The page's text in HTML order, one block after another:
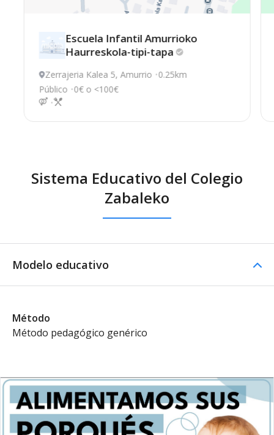
Escuela Infantil Amurrioko
Haurreskola-tipi-tapa
Zerrajeria Kalea 5, Amurrio 0.25km
Público 0€ o <100€
Sistema Educativo del Colegio
Zabaleko
Modelo educativo
Método
Método pedagógico genérico